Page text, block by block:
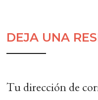
DEJA UNA
Tu dirección de